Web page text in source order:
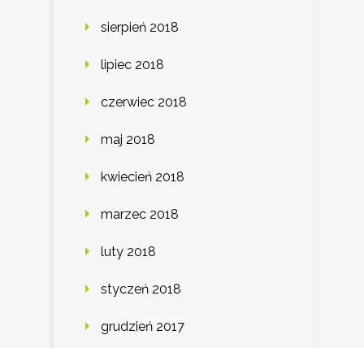
sierpień 2018
lipiec 2018
czerwiec 2018
maj 2018
kwiecień 2018
marzec 2018
luty 2018
styczeń 2018
grudzień 2017